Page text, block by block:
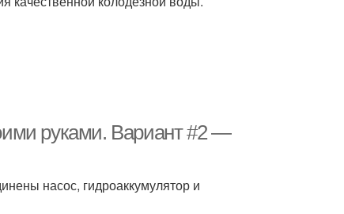
руками. Вариант #2 —
насос, гидроаккумулятор и